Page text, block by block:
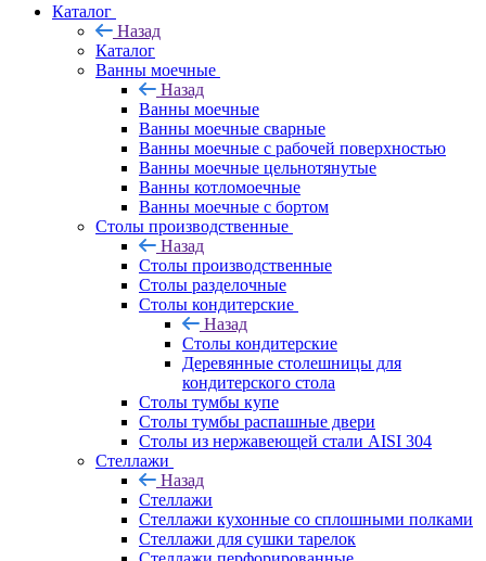
Каталог
Назад
Каталог
Ванны моечные
Назад
Ванны моечные
Ванны моечные сварные
Ванны моечные с рабочей поверхностью
Ванны моечные цельнотянутые
Ванны котломоечные
Ванны моечные с бортом
Столы производственные
Назад
Столы производственные
Столы разделочные
Столы кондитерские
Назад
Столы кондитерские
Деревянные столешницы для
кондитерского стола
Столы тумбы купе
Столы тумбы распашные двери
Столы из нержавеющей стали AISI 304
Стеллажи
Назад
Стеллажи
Стеллажи кухонные со сплошными полками
Стеллажи для сушки тарелок